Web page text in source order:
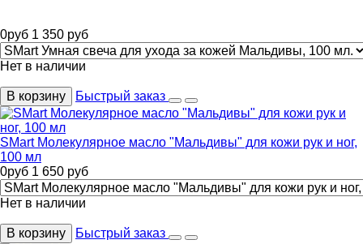
0руб 1 350 руб
Нет в наличии
В корзину Быстрый заказ
SMart Молекулярное масло "Мальдивы" для кожи рук и ног,
100 мл
0руб 1 650 руб
Нет в наличии
В корзину Быстрый заказ